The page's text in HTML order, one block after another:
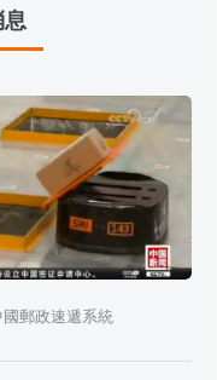
郵政速遞系統